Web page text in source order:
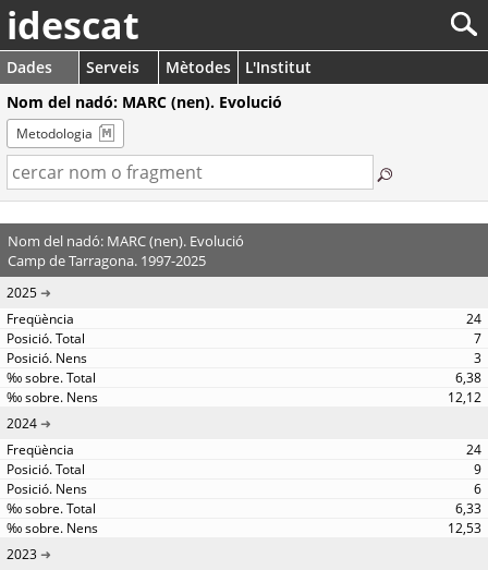
idescat
Dades Serveis Mètodes
L'Institut
Nom del nadó: MARC (nen). Evolució
Metodologia
Nom del nadó: MARC (nen). Evolució
Camp de Tarragona. 1997-2025
2025
24
7
3
6,38
12,12
2024
24
9
6
6,33
12,53
2023